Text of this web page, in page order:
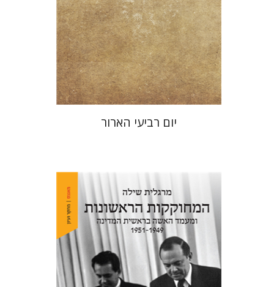
הנחת אתר ספר מודפס
$28
$25
יום רביעי הארור
מרגלית שילה